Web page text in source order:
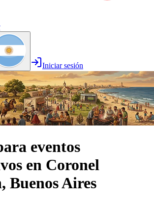
Iniciar sesión
eventos
en Coronel
Buenos Aires